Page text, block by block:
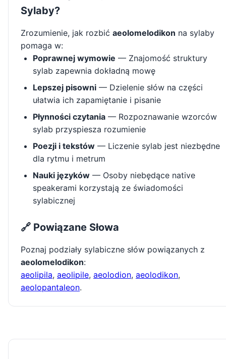
Sylaby?
Zrozumienie, jak rozbić aeolomelodikon na sylaby
pomaga w:
Poprawnej wymowie — Znajomość struktury
sylab zapewnia dokładną mowę
Lepszej pisowni — Dzielenie słów na części
ułatwia ich zapamiętanie i pisanie
Płynności czytania — Rozpoznawanie wzorców
sylab przyspiesza rozumienie
Poezji i tekstów — Liczenie sylab jest niezbędne
dla rytmu i metrum
Nauki języków — Osoby niebędące native
speakerami korzystają ze świadomości
sylabicznej
🔗 Powiązane Słowa
Poznaj podziały sylabiczne słów powiązanych z
aeolomelodikon:
aeolipila, aeolipile, aeolodion, aeolodikon,
aeolopantaleon.